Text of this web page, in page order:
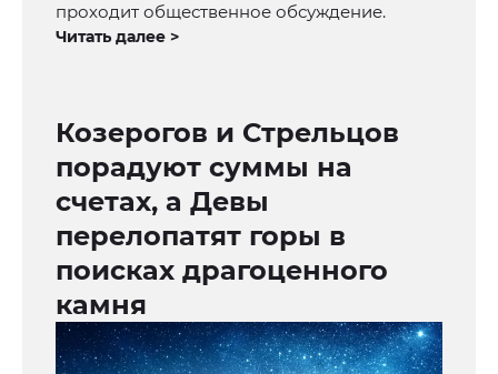
проходит общественное обсуждение.
Читать далее >
Козерогов и Стрельцов
порадуют суммы на
счетах, а Девы
перелопатят горы в
поисках драгоценного
камня